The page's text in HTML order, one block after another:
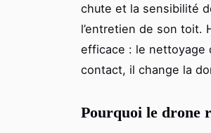
chute et la sensibilité
l’entretien de son toit.
efficace : le nettoyage
contact, il change la
Pourquoi le drone